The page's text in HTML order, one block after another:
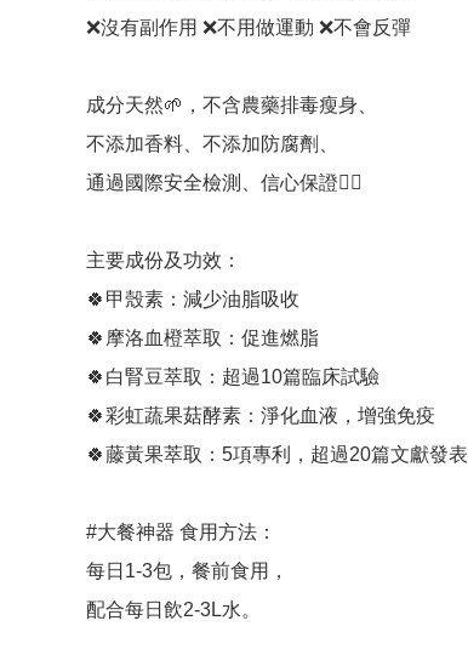
❌沒有副作用 ❌不用做運動 ❌不會反彈
成分天然🌱，不含農藥排毒瘦身、
不添加香料、不添加防腐劑、
通過國際安全檢測、信心保證👍🏻
主要成份及功效：
🍀甲殼素：減少油脂吸收
🍀摩洛血橙萃取：促進燃脂
🍀白腎豆萃取：超過10篇臨床試驗
🍀彩虹蔬果菇酵素：淨化血液，增強免疫
🍀藤黃果萃取：5項專利，超過20篇文獻發表
#大餐神器 食用方法：
每日1-3包，餐前食用，
配合每日飲2-3L水。